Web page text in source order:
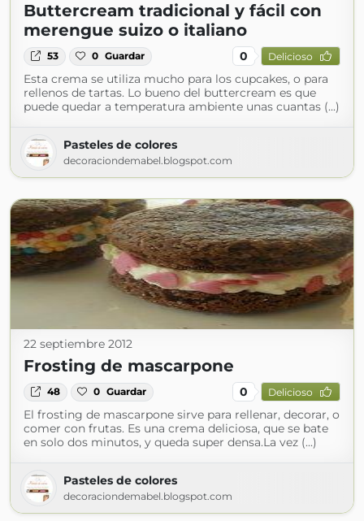
Buttercream tradicional y fácil con
merengue suizo o italiano
53 0 Guardar 0 Delicioso
Esta crema se utiliza mucho para los cupcakes, o para
rellenos de tartas. Lo bueno del buttercream es que
puede quedar a temperatura ambiente unas cuantas (...)
Pasteles de colores
decoraciondemabel.blogspot.com
22 septiembre 2012
Frosting de mascarpone
48 0 Guardar 0 Delicioso
El frosting de mascarpone sirve para rellenar, decorar, o
comer con frutas. Es una crema deliciosa, que se bate
en solo dos minutos, y queda super densa.La vez (...)
Pasteles de colores
decoraciondemabel.blogspot.com